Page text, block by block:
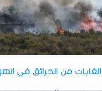
من الحرائق في